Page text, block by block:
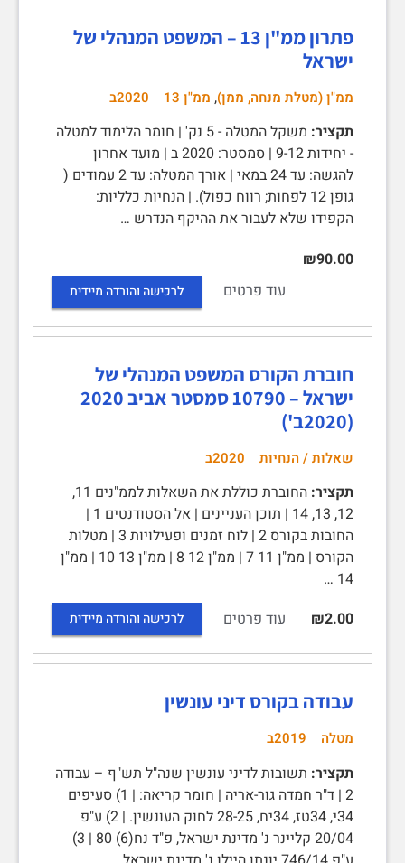
פתרון ממ"ן 13 – המשפט המנהלי של
ישראל
ממ"ן (מטלת מנחה, ממן), ממ"ן 13 2020ב
תקציר:
משקל המטלה - 5 נק' | חומר הלימוד למטלה
- יחידות 9-12 | סמסטר: 2020 ב | מועד אחרון
להגשה: עד 24 במאי | אורך המטלה: עד 2 עמודים (
גופן 12 לפחות; רווח כפול). | הנחיות כלליות:
הקפידו שלא לעבור את ההיקף הנדרש …
₪90.00
עוד פרטים
לרכישה והורדה מיידית
חוברת הקורס המשפט המנהלי של
ישראל – 10790 סמסטר אביב 2020
(2020ב')
שאלות / הנחיות 2020ב
תקציר:
החוברת כוללת את השאלות לממ"נים 11,
12, 13, 14 | תוכן העניינים | אל הסטודנטים 1 |
החובות בקורס 2 | לוח זמנים ופעילויות 3 | מטלות
הקורס | ממ"ן 11 7 | ממ"ן 12 8 | ממ"ן 13 10 | ממ"ן
14 …
₪2.00
עוד פרטים לרכישה והורדה מיידית
עבודה בקורס דיני עונשין
מטלה 2019ב
תקציר: תשובות לדיני עונשין שנה"ל תש"ף – עבודה
2 | ד"ר חמדה גור-אריה | חומר קריאה: | 1) סעיפים
34י, 34טז, 34יח, 28-25 לחוק העונשין. | 2) ע"פ
20/04 קליינר נ' מדינת ישראל, פ"ד נח(6) 80 | 3)